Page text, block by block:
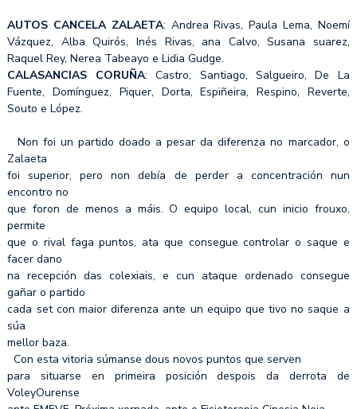
AUTOS CANCELA ZALAETA: Andrea Rivas, Paula Lema, Noemí
Vázquez, Alba Quirós, Inés Rivas, ana Calvo, Susana suarez,
Raquel Rey, Nerea Tabeayo e Lidia Gudge.
CALASANCIAS CORUÑA: Castro, Santiago, Salgueiro, De La
Fuente, Domínguez, Piquer, Dorta, Espiñeira, Respino, Reverte,
Souto e López.
Non foi un partido doado a pesar da diferenza no marcador, o
Zalaeta
foi superior, pero non debía de perder a concentración nun
encontro no
que foron de menos a máis. O equipo local, cun inicio frouxo,
permite
que o rival faga puntos, ata que consegue controlar o saque e
facer dano
na recepción das colexiais, e cun ataque ordenado consegue
gañar o partido
cada set con maior diferenza ante un equipo que tivo no saque a
súa
mellor baza.
Con esta vitoria súmanse dous novos puntos que serven
para situarse en primeira posición despois da derrota de
VoleyOurense